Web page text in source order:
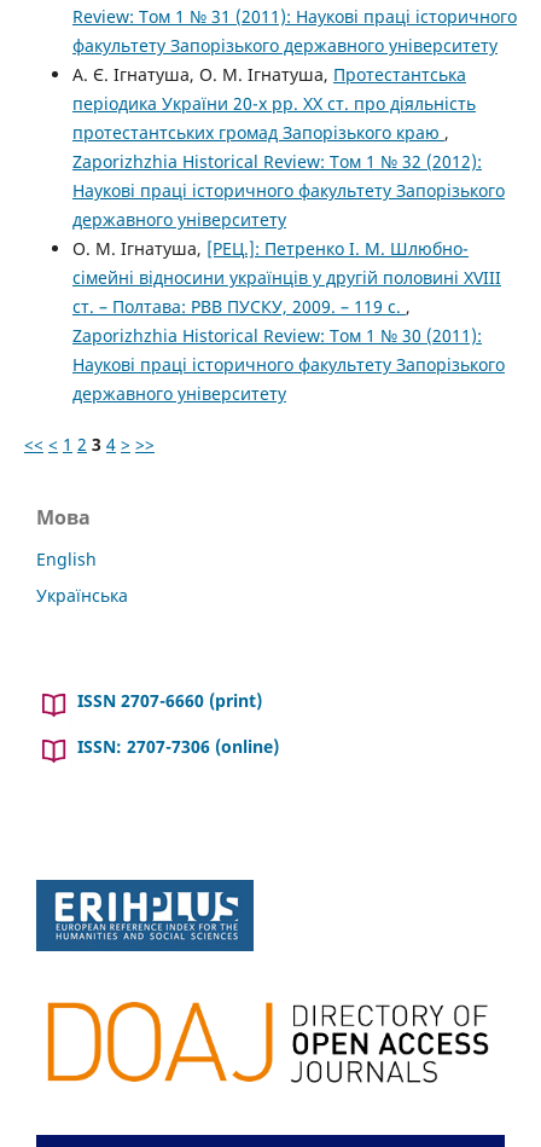
Review: Том 1 № 31 (2011): Наукові праці історичного
факультету Запорізького державного університету
А. Є. Ігнатуша, О. М. Ігнатуша, Протестантська
періодика України 20-х рр. ХХ ст. про діяльність
протестантських громад Запорізького краю ,
Zaporizhzhia Historical Review: Том 1 № 32 (2012):
Наукові праці історичного факультету Запорізького
державного університету
О. М. Ігнатуша, [РЕЦ.]: Петренко І. М. Шлюбно-
сімейні відносини українців у другій половині XVIII
ст. – Полтава: РВВ ПУСКУ, 2009. – 119 с. ,
Zaporizhzhia Historical Review: Том 1 № 30 (2011):
Наукові праці історичного факультету Запорізького
державного університету
<< < 1 2 3 4 > >>
Мова
English
Українська
ISSN 2707-6660 (print)
ISSN: 2707-7306 (online)